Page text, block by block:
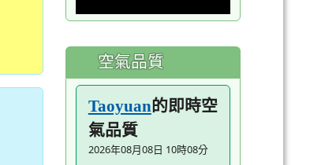
空氣品質
Taoyuan的即時空
氣品質
2026年08月08日 10時08分